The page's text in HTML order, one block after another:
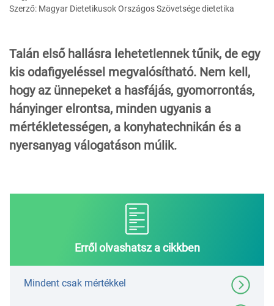
Szerző: Magyar Dietetikusok Országos Szövetsége dietetika
Talán első hallásra lehetetlennek tűnik, de egy
kis odafigyeléssel megvalósítható. Nem kell,
hogy az ünnepeket a hasfájás, gyomorrontás,
hányinger elrontsa, minden ugyanis a
mértékletességen, a konyhatechnikán és a
nyersanyag válogatáson múlik.
Erről olvashatsz a cikkben
Mindent csak mértékkel